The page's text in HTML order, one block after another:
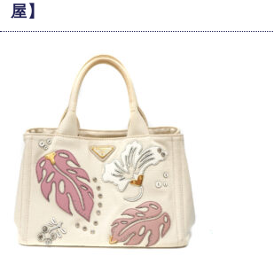
屋】